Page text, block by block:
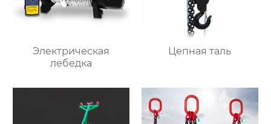
Электрическая
лебедка
Цепная таль